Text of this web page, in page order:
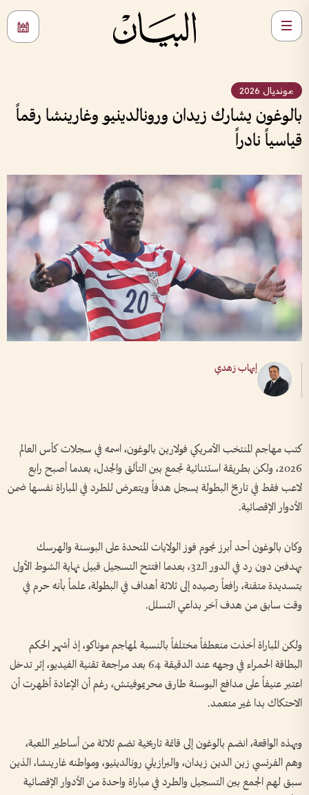
مونديال 2026
بالوغون يشارك زيدان ورونالدينيو وغارينشا رقماً
قياسياً نادراً
إيهاب زهدي
كتب مهاجم المنتخب الأمريكي فولارين بالوغون، اسمه في سجلات كأس العالم
2026، ولكن بطريقة استثنائية تجمع بين التألق والجدل، بعدما أصبح رابع
لاعب فقط في تاريخ البطولة يسجل هدفاً ويتعرض للطرد في المباراة نفسها ضمن
الأدوار الإقصائية.
وكان بالوغون أحد أبرز نجوم فوز الولايات المتحدة على البوسنة والهرسك
بهدفين دون رد في الدور الـ32، بعدما افتتح التسجيل قبيل نهاية الشوط الأول
بتسديدة متقنة، رافعاً رصيده إلى ثلاثة أهداف في البطولة، علماً بأنه حرم في
وقت سابق من هدف آخر بداعي التسلل.
ولكن المباراة أخذت منعطفاً مختلفاً بالنسبة لمهاجم موناكو، إذ أشهر الحكم
البطاقة الحمراء في وجهه عند الدقيقة 64 بعد مراجعة تقنية الفيديو، إثر تدخل
اعتبر عنيفاً على مدافع البوسنة طارق محريموفيتش، رغم أن الإعادة أظهرت أن
الاحتكاك بدا غير متعمد.
وبهذه الواقعة، انضم بالوغون إلى قائمة تاريخية تضم ثلاثة من أساطير اللعبة،
وهم الفرنسي زين الدين زيدان، والبرازيلي رونالدينيو، ومواطنه غارينشا، الذين
سبق لهم الجمع بين التسجيل والطرد في مباراة واحدة من الأدوار الإقصائية